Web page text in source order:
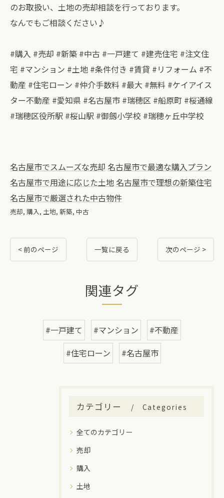
のお取扱い、土地の売却相談を行っております。
なんでもご相談ください♪
#購入 #売却 #新築 #中古 #一戸建て #建売住宅 #注文住
宅 #マンション #土地 #条件付き #賃貸 #リフォーム #不
動産 #住宅ローン #仲介手数料 #最大 #無料 #ケイアイス
ター不動産 #愛知県 #名古屋市 #瑞穂区 #船原町 #桜通線
#瑞穂区役所駅 #桜山駅 #御劔小学校 #瑞穂ヶ丘中学校
名古屋市でスムーズな売却 名古屋市で最適な購入プラン
名古屋市で用途に応じた土地 名古屋市で理想の新築住宅
名古屋市で厳選された中古物件
売却 購入 土地 新築 中古
< 前のページ 一覧に戻る 次のページ >
関連タグ
#一戸建て #マンション
#不動産
#住宅ローン
#名古屋市
カテゴリー Categories
全てのカテゴリー
売却
購入
土地